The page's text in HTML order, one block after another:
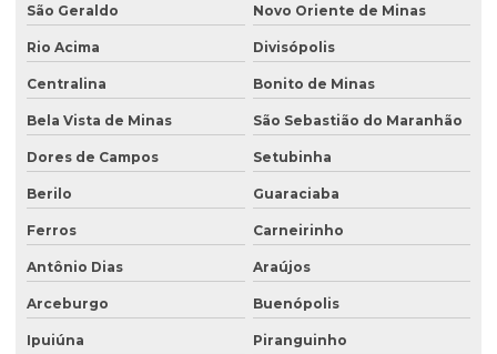
São Geraldo Novo Oriente de Minas
Rio Acima Divisópolis
Centralina Bonito de Minas
Bela Vista de Minas São Sebastião do Maranhão
Dores de Campos Setubinha
Berilo Guaraciaba
Ferros Carneirinho
Antônio Dias Araújos
Arceburgo Buenópolis
Ipuiúna Piranguinho